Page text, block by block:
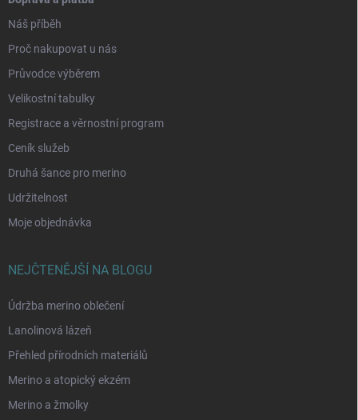
Náš příběh
Proč nakupovat u nás
Průvodce výběrem
Velikostní tabulky
Registrace a věrnostní program
Ceník služeb
Druhá šance pro merino
Udržitelnost
Moje objednávka
NEJČTENĚJŠÍ NA BLOGU
Údržba merino oblečení
Lanolinová lázeň
Přehled přírodních materiálů
Merino a atopický ekzém
Merino a žmolky